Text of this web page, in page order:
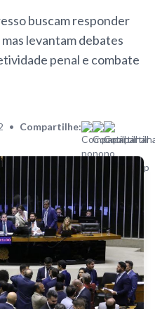
buscam responder
levantam debates
penal e combate
• Compartilhe: